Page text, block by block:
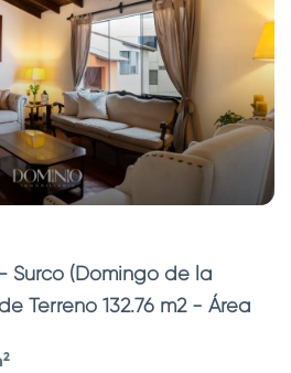
Surco (Domingo de la
Terreno 132.76 m2 - Área
2